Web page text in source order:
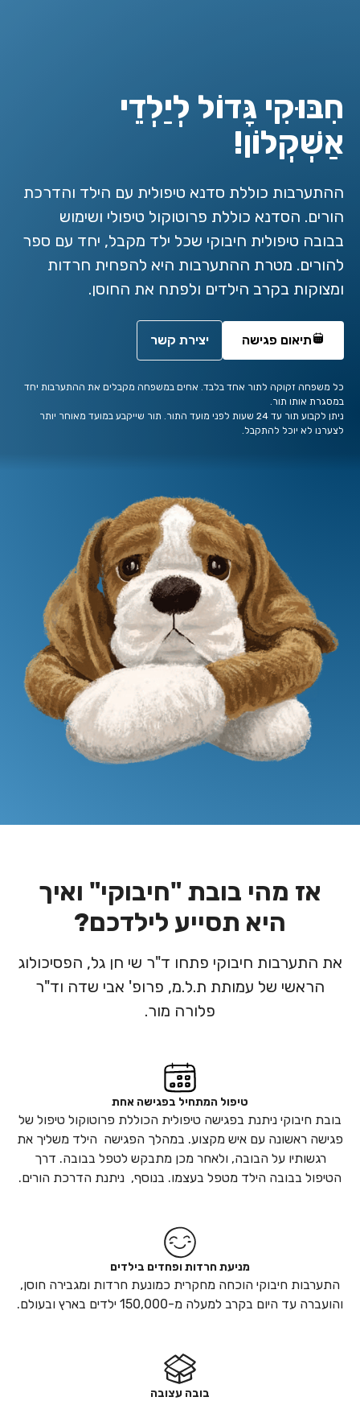
חִבּוּקִי גָּדוֹל לְיַלְדֵי
אַשְׁקְלוֹן!
ההתערבות כוללת סדנא טיפולית עם הילד והדרכת
הורים. הסדנא כוללת פרוטוקול טיפולי ושימוש
בבובה טיפולית חיבוקי שכל ילד מקבל, יחד עם ספר
להורים. מטרת ההתערבות היא להפחית חרדות
ומצוקות בקרב הילדים ולפתח את החוסן.
תיאום פגישה יצירת קשר
כל משפחה זקוקה לתור אחד בלבד. אחים במשפחה מקבלים את ההתערבות יחד
במסגרת אותו תור.
ניתן לקבוע תור עד 24 שעות לפני מועד התור. תור שייקבע במועד מאוחר יותר
לצערנו לא יוכל להתקבל.
אז מהי בובת "חיבוקי" ואיך
היא תסייע לילדכם?
את התערבות חיבוקי פתחו ד"ר שי חן גל, הפסיכולוג
הראשי של עמותת ת.ל.מ, פרופ' אבי שדה וד"ר
פלורה מור.
טיפול המתחיל בפגישה אחת
בובת חיבוקי ניתנת בפגישה טיפולית הכוללת פרוטוקול טיפול של
פגישה ראשונה עם איש מקצוע. במהלך הפגישה הילד משליך את
רגשותיו על הבובה, ולאחר מכן מתבקש לטפל בבובה. דרך
הטיפול בבובה הילד מטפל בעצמו. בנוסף, ניתנת הדרכת הורים.
מניעת חרדות ופחדים בילדים
התערבות חיבוקי הוכחה מחקרית כמונעת חרדות ומגבירה חוסן,
והועברה עד היום בקרב למעלה מ-150,000 ילדים בארץ ובעולם.
בובה עצובה